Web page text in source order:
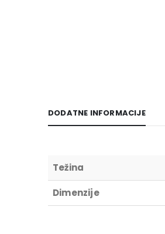
DODATNE INFORMACIJE
Težina
Dimenzije